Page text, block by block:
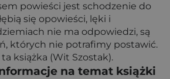
powieści jest schodzenie do
się opowieści, lęki i
nie ma odpowiedzi, są
których nie potrafimy postawić.
książka (Wit Szostak).
na temat książki